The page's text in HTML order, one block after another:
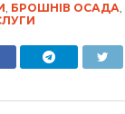
, БРОШНІВ ОСАДА,